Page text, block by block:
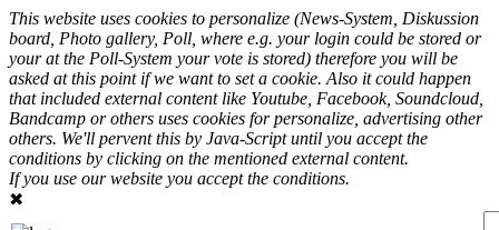
This website uses cookies to personalize (News-System, Diskussion
board, Photo gallery, Poll, where e.g. your login could be stored or
your at the Poll-System your vote is stored) therefore you will be
asked at this point if we want to set a cookie. Also it could happen
that included external content like Youtube, Facebook, Soundcloud,
Bandcamp or others uses cookies for personalize, advertising other
others. We'll pervent this by Java-Script until you accept the
conditions by clicking on the mentioned external content.
If you use our website you accept the conditions.
✖